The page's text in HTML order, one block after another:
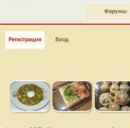
Форумы
Регистрация Вход